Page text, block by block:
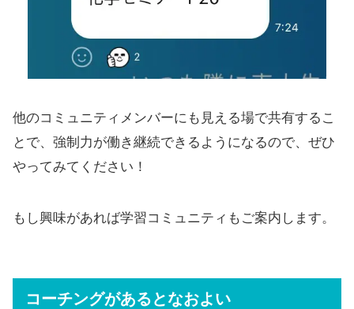
他のコミュニティメンバーにも見える場で共有するこ
とで、強制力が働き継続できるようになるので、ぜひ
やってみてください！
もし興味があれば学習コミュニティもご案内します。
コーチングがあるとなおよい